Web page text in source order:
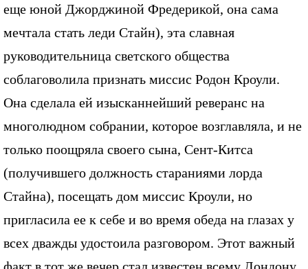
еще юной Джорджиной Фредерикой, она сама
мечтала стать леди Стайн), эта славная
руководительница светского общества
соблаговолила признать миссис Родон Кроули.
Она сделала ей изысканнейший реверанс на
многолюдном собрании, которое возглавляла, и не
только поощряла своего сына, Сент-Китса
(получившего должность стараниями лорда
Стайна), посещать дом миссис Кроули, но
пригласила ее к себе и во время обеда на глазах у
всех дважды удостоила разговором. Этот важный
факт в тот же вечер стал известен всему Лондону.